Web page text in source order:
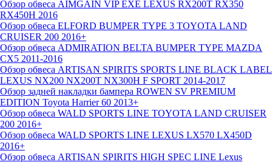
Обзор обвеса AIMGAIN VIP EXE LEXUS RX200T RX350
RX450H 2016
Обзор обвеса ELFORD BUMPER TYPE 3 TOYOTA LAND
CRUISER 200 2016+
Обзор обвеса ADMIRATION BELTA BUMPER TYPE MAZDA
CX5 2011-2016
Обзор обвеса ARTISAN SPIRITS SPORTS LINE BLACK LABEL
LEXUS NX200 NX200T NX300H F SPORT 2014-2017
Обзор задней накладки бампера ROWEN SV PREMIUM
EDITION Toyota Harrier 60 2013+
Обзор обвеса WALD SPORTS LINE TOYOTA LAND CRUISER
200 2016+
Обзор обвеса WALD SPORTS LINE LEXUS LX570 LX450D
2016+
Обзор обвеса ARTISAN SPIRITS HIGH SPEC LINE Lexus